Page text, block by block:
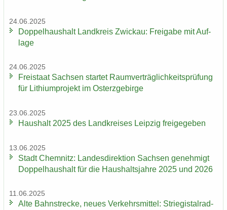
24.06.2025
Dop­pel­haus­halt Land­kreis Zwi­ckau: Frei­ga­be mit Auf­
la­ge
24.06.2025
Frei­staat Sach­sen star­tet Ra­um­ver­träg­lich­keits­prü­fung
für Li­thi­um­pro­jekt im Ost­erz­ge­bir­ge
23.06.2025
Haus­halt 2025 des Land­krei­ses Leip­zig frei­ge­ge­ben
13.06.2025
Stadt Chem­nitz: Lan­des­di­rek­ti­on Sach­sen ge­neh­migt
Dop­pel­haus­halt für die Haus­halts­jah­re 2025 und 2026
11.06.2025
Alte Bahn­stre­cke, neues Ver­kehrs­mit­tel: Strie­gi­st­al­rad­